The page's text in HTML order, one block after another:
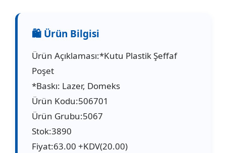
Ürün Açıklaması:*Kutu Plastik Şeffaf
Poşet
*Baskı: Lazer, Domeks
Ürün Kodu:506701
Ürün Grubu:5067
Stok:3890
Fiyat:63.00 +KDV(20.00)